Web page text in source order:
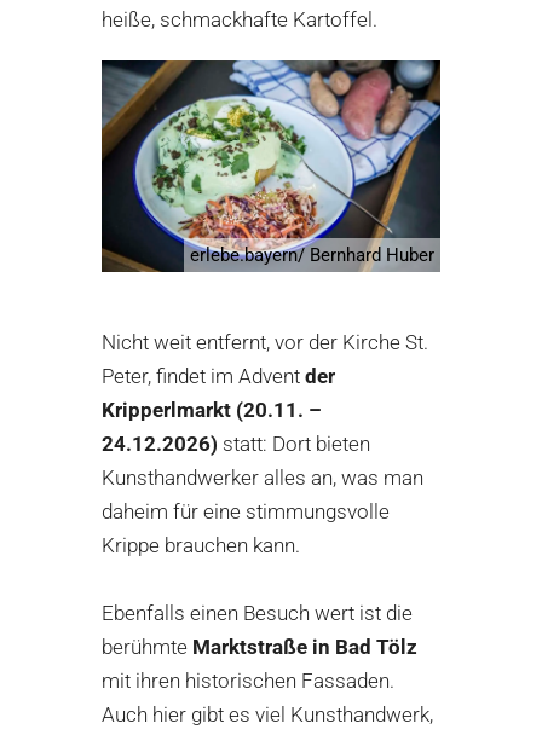
heiße, schmackhafte Kartoffel.
erlebe.bayern/ Bernhard Huber
Nicht weit entfernt, vor der Kirche St.
Peter, findet im Advent der
Kripperlmarkt (20.11. –
24.12.2026) statt: Dort bieten
Kunsthandwerker alles an, was man
daheim für eine stimmungsvolle
Krippe brauchen kann.
Ebenfalls einen Besuch wert ist die
berühmte Marktstraße in Bad Tölz
mit ihren historischen Fassaden.
Auch hier gibt es viel Kunsthandwerk,